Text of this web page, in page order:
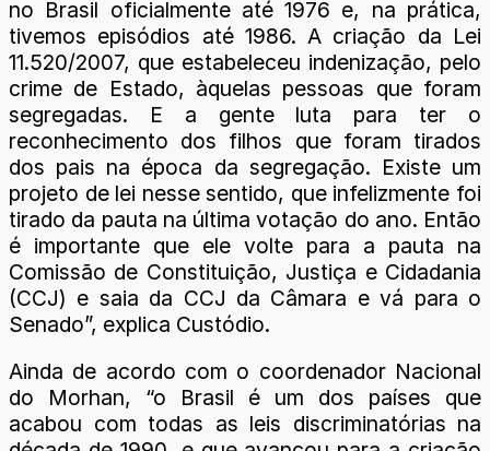
no Brasil oficialmente até 1976 e, na prática,
tivemos episódios até 1986. A criação da Lei
11.520/2007, que estabeleceu indenização, pelo
crime de Estado, àquelas pessoas que foram
segregadas. E a gente luta para ter o
reconhecimento dos filhos que foram tirados
dos pais na época da segregação. Existe um
projeto de lei nesse sentido, que infelizmente foi
tirado da pauta na última votação do ano. Então
é importante que ele volte para a pauta na
Comissão de Constituição, Justiça e Cidadania
(CCJ) e saia da CCJ da Câmara e vá para o
Senado”, explica Custódio.
Ainda de acordo com o coordenador Nacional
do Morhan, “o Brasil é um dos países que
acabou com todas as leis discriminatórias na